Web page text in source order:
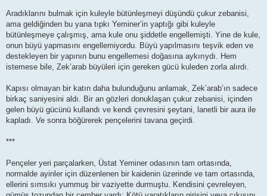
Aradıklarını bulmak için kuleyle bütünleşmeyi düşündü çukur zebanisi,
ama geldiğinden bu yana tıpkı Yeminer’in yaptığı gibi kuleyle
bütünleşmeye çalışmış, ama kule onu şiddetle engellemişti. Yine de kule,
onun büyü yapmasını engellemiyordu. Büyü yapılmasını teşvik eden ve
destekleyen bir yapının bunu engellemesi doğasına aykırıydı. Hem
istemese bile, Zek’arab büyüleri için gereken gücü kuleden zorla alırdı.
Kapısı olmayan bir katın daha bulunduğunu anlamak, Zek’arab’ın sadece
birkaç saniyesini aldı. Bir an gözleri donuklaşan çukur zebanisi, içinden
gelen büyü gücünü kullandı ve kendi çevresini şeytani, lanetli bir aura ile
kapladı. Ve sonra böğürerek pençelerini tavana geçirdi.
***
Pençeler yeri parçalarken, Üstat Yeminer odasının tam ortasında,
normalde ayinler için düzenlenen bir kaidenin üzerinde ve tam ortasında,
ellerini sımsıkı yummuş bir vaziyette durmuştu. Kendisini çevreleyen,